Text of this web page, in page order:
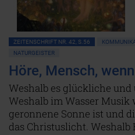
ZEITENSCHRIFT NR. 42, S.56
NATURGEISTER
Höre, Mensch,
Weshalb es glückliche
Weshalb im Wasser Musik
geronnene Sonne ist und
das Christuslicht. Weshalb